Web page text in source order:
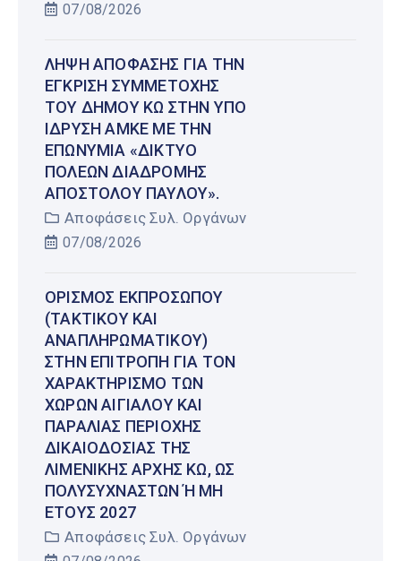
07/08/2026
ΛΉΨΗ ΑΠΌΦΑΣΗΣ ΓΙΑ ΤΗΝ
ΈΓΚΡΙΣΗ ΣΥΜΜΕΤΟΧΉΣ
ΤΟΥ ΔΉΜΟΥ ΚΩ ΣΤΗΝ ΥΠΌ
ΊΔΡΥΣΗ ΑΜΚΕ ΜΕ ΤΗΝ
ΕΠΩΝΥΜΊΑ «ΔΊΚΤΥΟ
ΠΌΛΕΩΝ ΔΙΑΔΡΟΜΉΣ
ΑΠΟΣΤΌΛΟΥ ΠΑΎΛΟΥ».
Αποφάσεις Συλ. Οργάνων
07/08/2026
ΟΡΙΣΜΌΣ ΕΚΠΡΟΣΏΠΟΥ
(ΤΑΚΤΙΚΟΎ ΚΑΙ
ΑΝΑΠΛΗΡΩΜΑΤΙΚΟΎ)
ΣΤΗΝ ΕΠΙΤΡΟΠΉ ΓΙΑ ΤΟΝ
ΧΑΡΑΚΤΗΡΙΣΜΌ ΤΩΝ
ΧΏΡΩΝ ΑΙΓΙΑΛΟΎ ΚΑΙ
ΠΑΡΑΛΊΑΣ ΠΕΡΙΟΧΉΣ
ΔΙΚΑΙΟΔΟΣΊΑΣ ΤΗΣ
ΛΙΜΕΝΙΚΉΣ ΑΡΧΉΣ ΚΩ, ΩΣ
ΠΟΛΥΣΎΧΝΑΣΤΩΝ Ή ΜΗ Έ
ΤΟΥΣ 2027
Αποφάσεις Συλ. Οργάνων